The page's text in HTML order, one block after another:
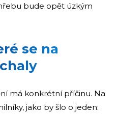
bude opět úzkým
se na
má konkrétní příčinu. Na
jako by šlo o jeden: